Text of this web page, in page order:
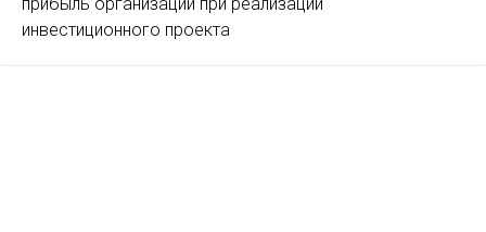
инвестиционного проекта